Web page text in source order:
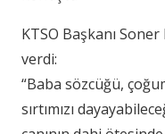
KTSO Başkanı
verdi:
“Baba sözcüğü,
sırtımızı